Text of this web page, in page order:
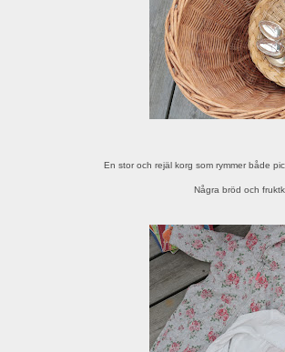
En stor och rejäl korg som rymmer både
Några bröd och